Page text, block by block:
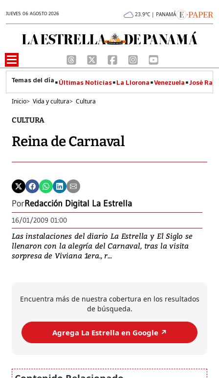
JUEVES 06 AGOSTO 2026 23.9°C | PANAMÁ
Últimas Noticias La Llorona Venezuela José
Inicio> Vida y cultura> Cultura
CULTURA
Reina de Carnaval
PorRedacción Digital La Estrella
16/01/2009 01:00
Las instalaciones del diario La Estrella y El Siglo se
llenaron con la alegría del Carnaval, tras la visita
sorpresa de Viviana 1era., r...
Encuentra más de nuestra cobertura en los resultados
de búsqueda.
Agrega La Estrella en Google ↗️